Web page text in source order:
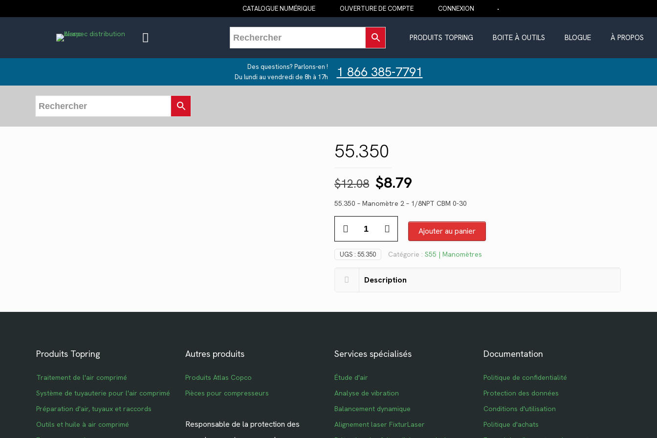
CATALOGUE NUMÉRIQUE OUVERTURE DE COMPTE CONNEXION
PRODUITS TOPRING BOITE À OUTILS BLOGUE À PROPOS
Des questions? Parlons-en !
Du lundi au vendredi de 8h à 17h
1 866 385-7791
55.350
$12.08 Le
prix
initial
était :
$12.08.
$8.79
prix
actuel
est :
$8.79.
55.350 – Manomètre 2 – 1/8NPT CBM 0-30
55.350
Ajouter au panier
UGS : 55.350 Catégorie : S55 | Manomètres
Description
Produits Topring
Traitement de l'air comprimé
Système de tuyauterie pour l'air comprimé
Préparation d'air, tuyaux et raccords
Outils et huile à air comprimé
Autres produits
Produits Atlas Copco
Pièces pour compresseurs
Responsable de la protection des
Services spécialisés
Étude d'air
Analyse de vibration
Balancement dynamique
Alignement laser FixturLaser
Documentation
Politique de confidentialité
Protection des données
Conditions d'utilisation
Politique d'achats